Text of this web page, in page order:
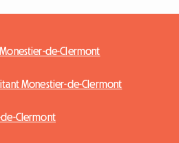
Monestier-de-Clermont
Monestier-de-Clermont
Clermont